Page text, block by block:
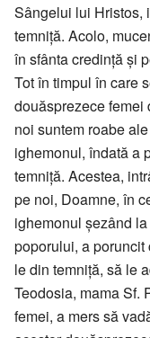
Sângelui lui Hristos,
temniță. Acolo,
în sfânta credință și
Tot în timpul în care
douăsprezece femei
noi suntem roabe
ighemonul, îndată a
temniță. Acestea,
pe noi, Doamne, în
ighemonul șezând
poporului, a
le din temniță, să le
Teodosia, mama Sf.
femei, a mers să